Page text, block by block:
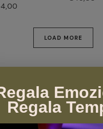
prezzo:
€39,00
€54,00
LOAD MORE
SPA TRANI
Regala